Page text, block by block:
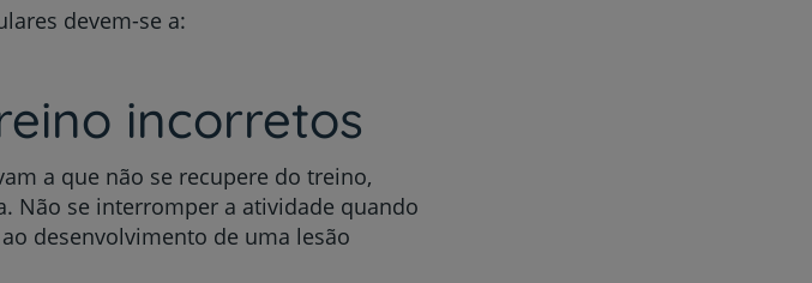
devem-se a:
incorretos
a que não se recupere do treino,
Não se interromper a atividade quando
desenvolvimento de uma lesão